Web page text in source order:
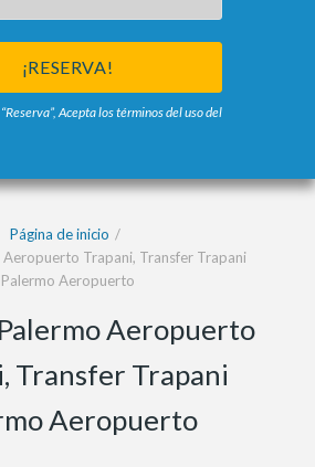
¡RESERVA!
Acepta los términos del uso del
Página de inicio
Aeropuerto Trapani, Transfer Trapani
Palermo Aeropuerto
Aeropuerto
Transfer Trapani
Aeropuerto